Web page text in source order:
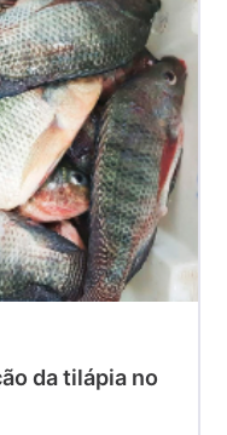
da tilápia no